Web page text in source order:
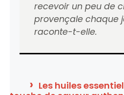
recevoir un peu de
provençale chaque
raconte-t-elle.
Les huiles